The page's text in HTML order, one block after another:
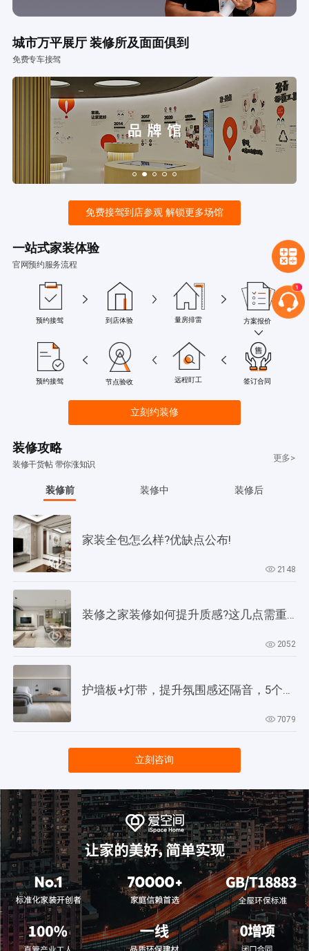
城市万平展厅 装修所及面面俱到
免费专车接驾
免费接驾到店参观 解锁更多场馆
一站式家装体验
官网预约服务流程
预约接驾 到店体验 量房排雷 方案报价
预约接驾 节点验收 远程盯工 签订合同
立刻约装修
装修攻略
装修干货帖 带你涨知识
更多>
装修前 装修中 装修后
家装全包怎么样?优缺点公布!
2148
装修之家装修如何提升质感?这几点需重视起来
2052
7079
立刻咨询